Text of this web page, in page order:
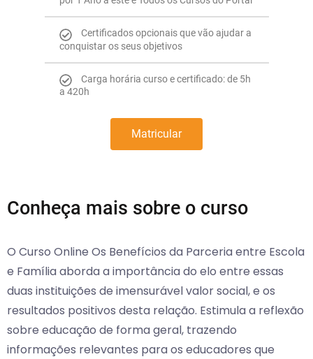
Certificados opcionais que vão ajudar a
conquistar os seus objetivos
Carga horária curso e certificado: de 5h
a 420h
Matricular
Conheça mais sobre o curso
O Curso Online Os Benefícios da Parceria entre Escola
e Família aborda a importância do elo entre essas
duas instituições de imensurável valor social, e os
resultados positivos desta relação. Estimula a reflexão
sobre educação de forma geral, trazendo
informações relevantes para os educadores que